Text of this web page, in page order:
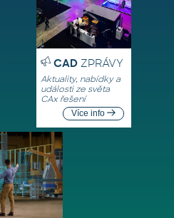
CADZPRÁVY
Aktuality, nabídky a
události ze světa
CAx řešení
Více info